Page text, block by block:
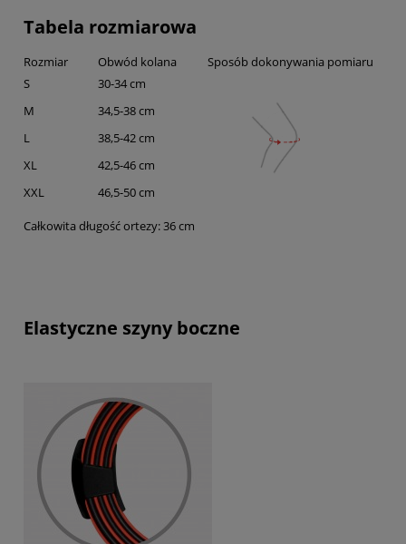
Tabela rozmiarowa
Rozmiar Obwód kolana
Sposób dokonywania pomiaru
S
30-34 cm
M
34,5-38 cm
L
38,5-42 cm
XL
42,5-46 cm
XXL
46,5-50 cm
Całkowita długość ortezy: 36 cm
Elastyczne szyny boczne